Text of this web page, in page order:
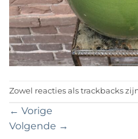
Zowel reacties als trackbacks
← Vorige
Volgende →